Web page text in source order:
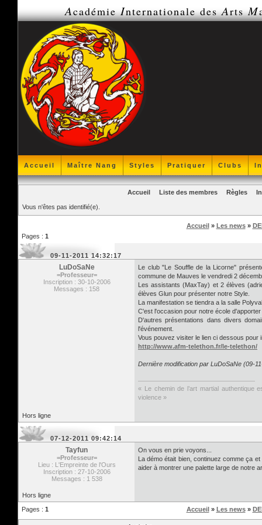
AcadémieInternationale desArtsM
Accueil Maître Nang Styles Pratiquer Clubs
Accueil Liste des membres Règles
Vous n'êtes pas identifié(e).
Accueil » Les news »
Pages : 1
09-11-2011 14:32:17
LuDoSaNe
=Professeur=
Inscription : 30-10-2006
Messages : 158
Le club "Le Souffle de la Licorne"
commune de Mauves le vendredi 2
Les assistants (MaxTay) et 2 élèves
élèves Glun pour présenter notre Style.
La manifestation se tiendra a la salle
C'est l'occasion pour notre école
D'autres présentations dans divers
l'événement.
Vous pouvez visiter le lien ci dessous pour
http://www.afm-telethon.fr/le-telethon/
Dernière modification par LuDoSaNe (09-
« Le chemin de l’art martial authentique
violence »
Hors ligne
07-12-2011 09:42:14
Tayfun
=Professeur=
Lieu : L'Empreinte de l'Ours
Inscription : 27-10-2006
Messages : 1 538
On vous en prie voyons...
La démo était bien, continuez comme ça
aider à montrer une palette large de notre
Hors ligne
Pages : 1 Accueil » Les news »